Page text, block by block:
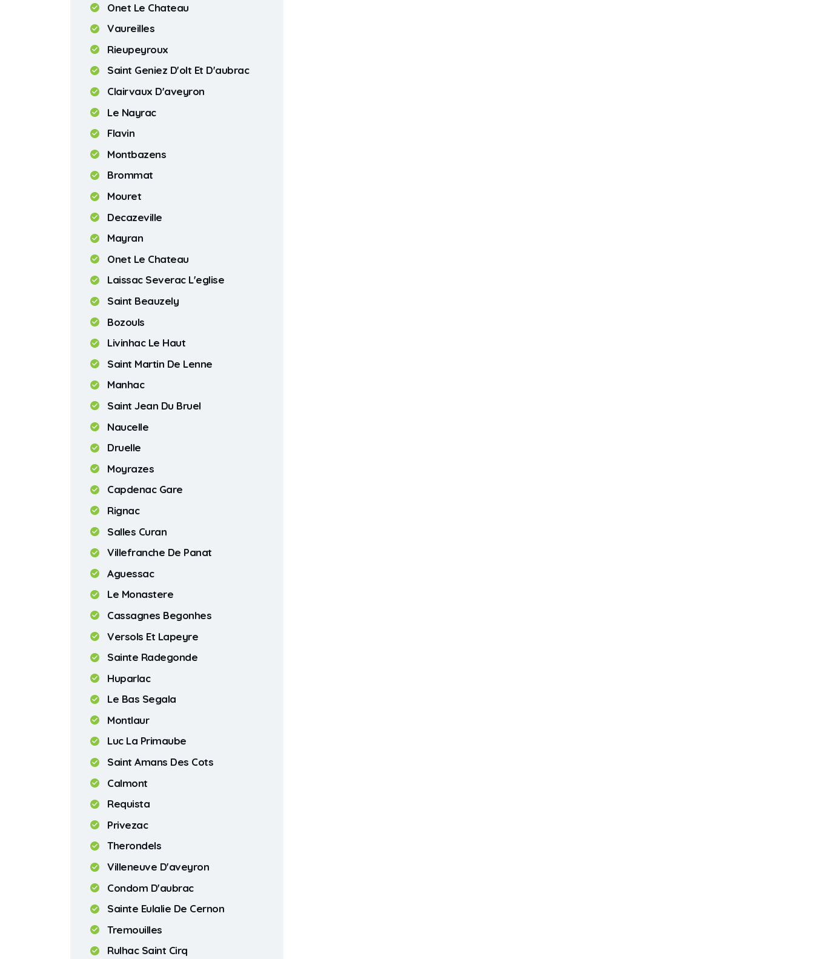
Onet Le Chateau
Vaureilles
Rieupeyroux
Saint Geniez D'olt Et D'aubrac
Clairvaux D'aveyron
Le Nayrac
Flavin
Montbazens
Brommat
Mouret
Decazeville
Mayran
Onet Le Chateau
Laissac Severac L'eglise
Saint Beauzely
Bozouls
Livinhac Le Haut
Saint Martin De Lenne
Manhac
Saint Jean Du Bruel
Naucelle
Druelle
Moyrazes
Capdenac Gare
Rignac
Salles Curan
Villefranche De Panat
Aguessac
Le Monastere
Cassagnes Begonhes
Versols Et Lapeyre
Sainte Radegonde
Huparlac
Le Bas Segala
Montlaur
Luc La Primaube
Saint Amans Des Cots
Calmont
Requista
Privezac
Therondels
Villeneuve D'aveyron
Condom D'aubrac
Sainte Eulalie De Cernon
Tremouilles
Rulhac Saint Cirq